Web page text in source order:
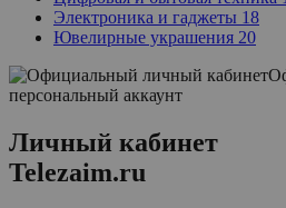
Электроника и гаджеты 18
Ювелирные украшения 20
персональный аккаунт
Личный кабинет
Telezaim.ru